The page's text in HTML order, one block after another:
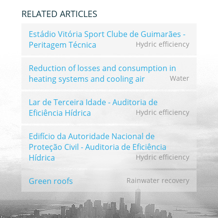
RELATED ARTICLES
Estádio Vitória Sport Clube de Guimarães -
Peritagem Técnica
Hydric efficiency
Reduction of losses and consumption in
heating systems and cooling air
Water
Lar de Terceira Idade - Auditoria de
Eficiência Hídrica
Hydric efficiency
Edifício da Autoridade Nacional de
Proteção Civil - Auditoria de Eficiência
Hídrica
Hydric efficiency
Green roofs Rainwater recovery